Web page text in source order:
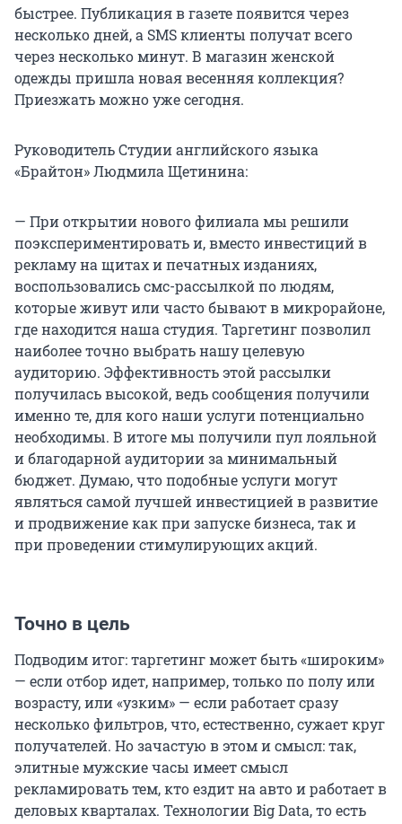
быстрее. Публикация в газете появится через
несколько дней, а SMS клиенты получат всего
через несколько минут. В магазин женской
одежды пришла новая весенняя коллекция?
Приезжать можно уже сегодня.
Руководитель Студии английского языка
«Брайтон» Людмила Щетинина:
— При открытии нового филиала мы решили
поэкспериментировать и, вместо инвестиций в
рекламу на щитах и печатных изданиях,
воспользовались смс-рассылкой по людям,
которые живут или часто бывают в микрорайоне,
где находится наша студия. Таргетинг позволил
наиболее точно выбрать нашу целевую
аудиторию. Эффективность этой рассылки
получилась высокой, ведь сообщения получили
именно те, для кого наши услуги потенциально
необходимы. В итоге мы получили пул лояльной
и благодарной аудитории за минимальный
бюджет. Думаю, что подобные услуги могут
являться самой лучшей инвестицией в развитие
и продвижение как при запуске бизнеса, так и
при проведении стимулирующих акций.
Точно в цель
Подводим итог: таргетинг может быть «широким»
— если отбор идет, например, только по полу или
возрасту, или «узким» — если работает сразу
несколько фильтров, что, естественно, сужает круг
получателей. Но зачастую в этом и смысл: так,
элитные мужские часы имеет смысл
рекламировать тем, кто ездит на авто и работает в
деловых кварталах. Технологии Big Data, то есть